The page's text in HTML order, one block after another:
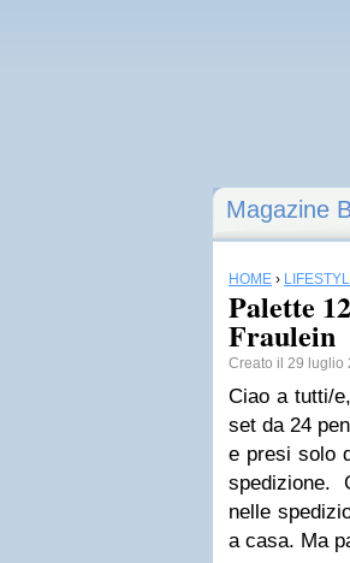
Magazine
HOME ›
Palette
Fraulein
Creato il 29 luglio
Ciao a tutti/
set da 24
e presi solo
spedizione.
nelle
a casa. Ma